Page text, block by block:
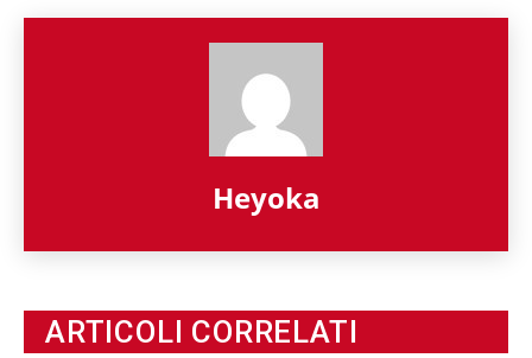
Heyoka
ARTICOLI CORRELATI